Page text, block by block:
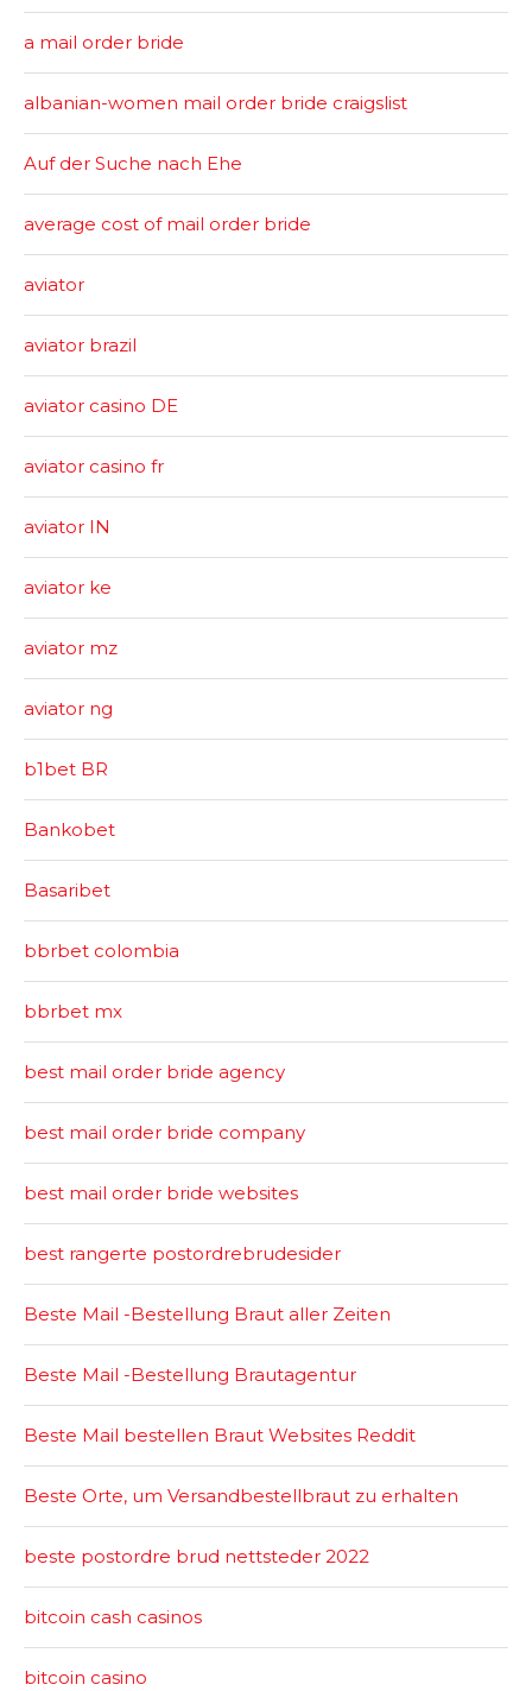
a mail order bride
albanian-women mail order bride craigslist
Auf der Suche nach Ehe
average cost of mail order bride
aviator
aviator brazil
aviator casino DE
aviator casino fr
aviator IN
aviator ke
aviator mz
aviator ng
b1bet BR
Bankobet
Basaribet
bbrbet colombia
bbrbet mx
best mail order bride agency
best mail order bride company
best mail order bride websites
best rangerte postordrebrudesider
Beste Mail -Bestellung Braut aller Zeiten
Beste Mail -Bestellung Brautagentur
Beste Mail bestellen Braut Websites Reddit
Beste Orte, um Versandbestellbraut zu erhalten
beste postordre brud nettsteder 2022
bitcoin cash casinos
bitcoin casino